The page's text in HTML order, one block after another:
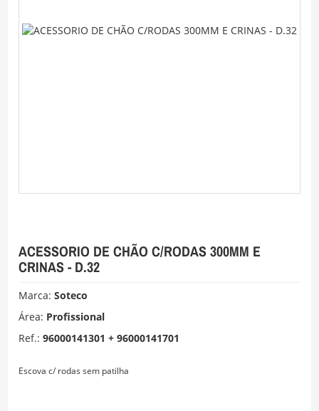
ACESSORIO DE CHÃO C/RODAS 300MM E
CRINAS - D.32
Marca:Soteco
Área: Profissional
Ref.:96000141301 + 96000141701
Escova c/ rodas sem patilha